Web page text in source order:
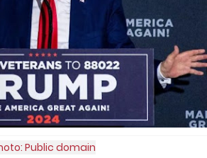
Public domain